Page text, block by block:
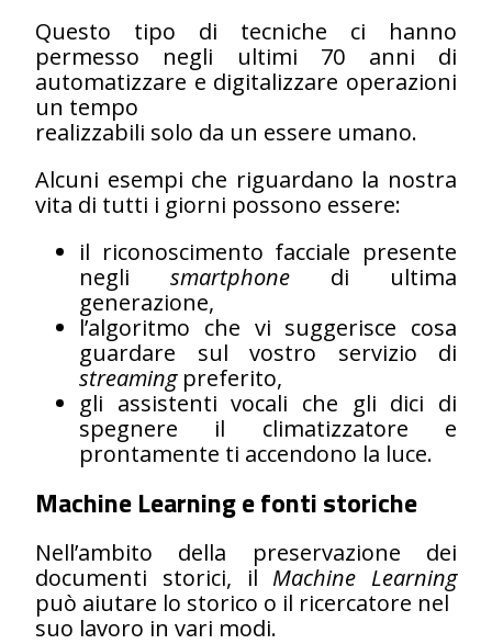
Questo tipo di tecniche ci hanno
permesso negli ultimi 70 anni di
automatizzare e digitalizzare operazioni
un tempo
realizzabili solo da un essere umano.
Alcuni esempi che riguardano la nostra
vita di tutti i giorni possono essere:
il riconoscimento facciale presente
negli smartphone di ultima
generazione,
l’algoritmo che vi suggerisce cosa
guardare sul vostro servizio di
streamingpreferito,
gli assistenti vocali che gli dici di
spegnere il climatizzatore e
prontamente ti accendono la luce.
Machine Learning e fonti storiche
Nell’ambito della preservazione dei
documenti storici, il Machine Learning
può aiutare lo storico o il ricercatore nel
suo lavoro in vari modi.